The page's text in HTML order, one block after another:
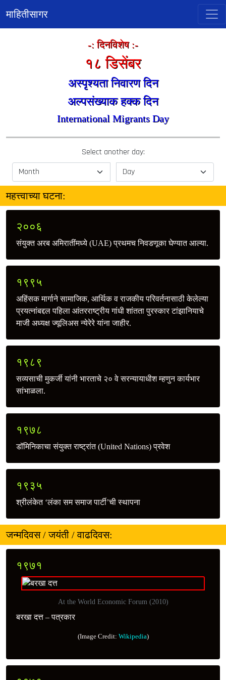
माहितीसागर
-: दिनविशेष :-
१८ डिसेंबर
अस्पृश्यता निवारण दिन
अल्पसंख्याक हक्क दिन
International Migrants Day
Select another day:
महत्त्वाच्या घटना:
२००६
संयुक्त अरब अमिरातींमध्ये (UAE) प्रथमच निवडणूका घेण्यात आल्या.
१९९५
अहिंसक मार्गाने सामाजिक, आर्थिक व राजकीय परिवर्तनासाठी केलेल्या
प्रयत्‍नांबद्दल पहिला आंतरराष्ट्रीय गांधी शांतता पुरस्कार टांझानियाचे
माजी अध्यक्ष ज्यूलिअस न्येरेरे यांना जाहीर.
१९८९
सव्यसाची मुकर्जी यांनी भारताचे २० वे सरन्यायाधीश म्हणुन कार्यभार
सांभाळला.
१९७८
डॉमिनिकाचा संयुक्त राष्ट्रांत (United Nations) प्रवेश
१९३५
श्रीलंकेत ‘लंका सम समाज पार्टी’ची स्थापना
जन्मदिवस / जयंती / वाढदिवस:
१९७१
At the World Economic Forum (2010)
बरखा दत्त – पत्रकार
(Image Credit: Wikipedia)